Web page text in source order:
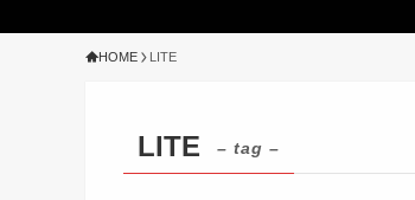
HOME LITE
LITE – tag –